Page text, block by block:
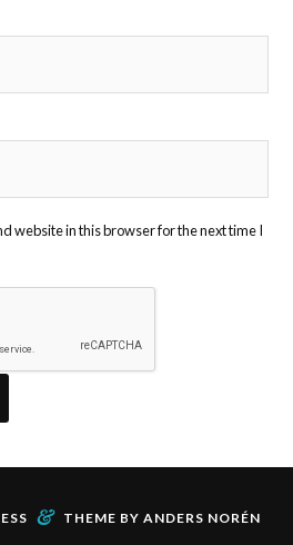
website in this browser for the next time I
& THEME BY ANDERS NORÉN